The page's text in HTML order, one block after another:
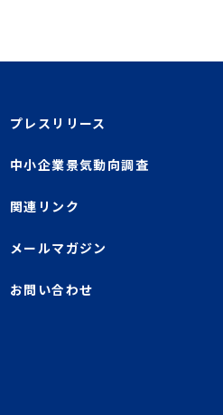
プレスリリース
中小企業景気動向調査
関連リンク
メールマガジン
お問い合わせ